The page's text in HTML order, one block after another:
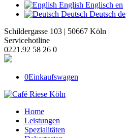
English Englisch en
Deutsch Deutsch de
Schildergasse 103 | 50667 Köln |
Servicehotline
0221.92 58 26 0
0Einkaufswagen
Home
Leistungen
Spezialitäten